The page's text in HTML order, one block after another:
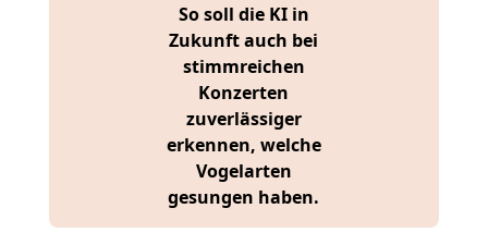
So soll die KI in
Zukunft auch bei
stimmreichen
Konzerten
zuverlässiger
erkennen, welche
Vogelarten
gesungen haben.